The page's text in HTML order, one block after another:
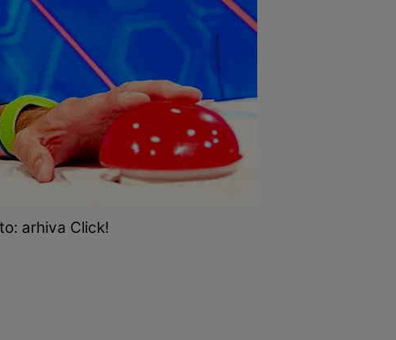
arhiva Click!